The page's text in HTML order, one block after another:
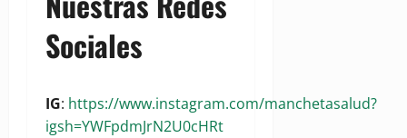
Sociales
IG: https://www.instagram.com/manchetasalud?
igsh=YWFpdmJrN2U0cHRt